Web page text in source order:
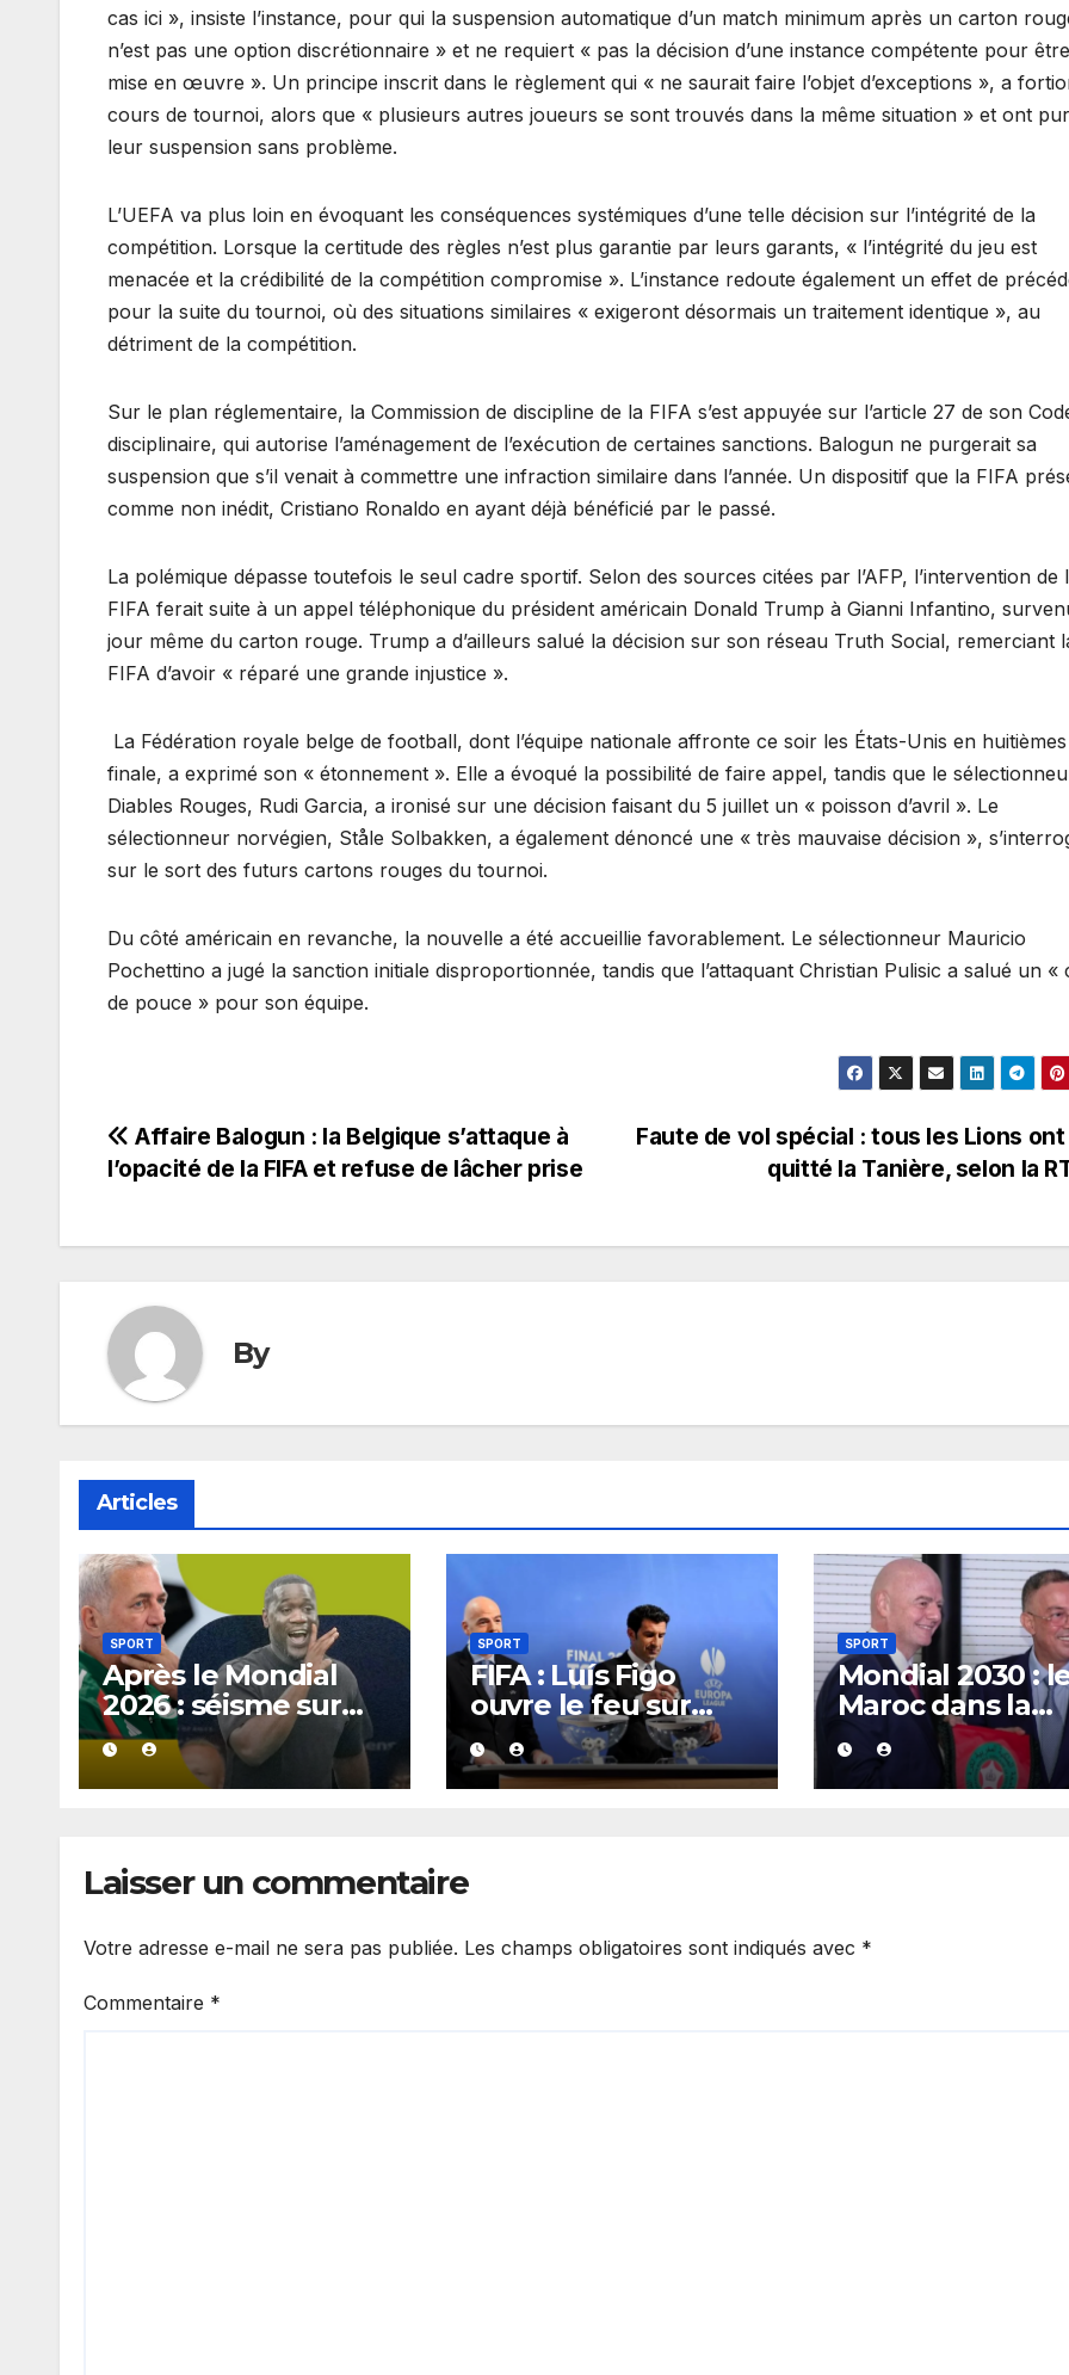
cas ici », insiste l’instance, pour qui la suspension automatique d’un match minimum après un carton
n’est pas une option discrétionnaire » et ne requiert « pas la décision d’une instance compétente pour être
mise en œuvre ». Un principe inscrit dans le règlement qui « ne saurait faire l’objet d’exceptions », a
cours de tournoi, alors que « plusieurs autres joueurs se sont trouvés dans la même situation » et ont
leur suspension sans problème.
L’UEFA va plus loin en évoquant les conséquences systémiques d’une telle décision sur l’intégrité de la
compétition. Lorsque la certitude des règles n’est plus garantie par leurs garants, « l’intégrité du jeu est
menacée et la crédibilité de la compétition compromise ». L’instance redoute également un effet de
pour la suite du tournoi, où des situations similaires « exigeront désormais un traitement identique », au
détriment de la compétition.
Sur le plan réglementaire, la Commission de discipline de la FIFA s’est appuyée sur l’article 27 de son
disciplinaire, qui autorise l’aménagement de l’exécution de certaines sanctions. Balogun ne purgerait sa
suspension que s’il venait à commettre une infraction similaire dans l’année. Un dispositif que la FIFA
comme non inédit, Cristiano Ronaldo en ayant déjà bénéficié par le passé.
La polémique dépasse toutefois le seul cadre sportif. Selon des sources citées par l’AFP, l’intervention de
FIFA ferait suite à un appel téléphonique du président américain Donald Trump à Gianni Infantino,
jour même du carton rouge. Trump a d’ailleurs salué la décision sur son réseau Truth Social, remerciant
FIFA d’avoir « réparé une grande injustice ».
La Fédération royale belge de football, dont l’équipe nationale affronte ce soir les États-Unis en
finale, a exprimé son « étonnement ». Elle a évoqué la possibilité de faire appel, tandis que le
Diables Rouges, Rudi Garcia, a ironisé sur une décision faisant du 5 juillet un « poisson d’avril ». Le
sélectionneur norvégien, Ståle Solbakken, a également dénoncé une « très mauvaise décision »,
sur le sort des futurs cartons rouges du tournoi.
Du côté américain en revanche, la nouvelle a été accueillie favorablement. Le sélectionneur Mauricio
Pochettino a jugé la sanction initiale disproportionnée, tandis que l’attaquant Christian Pulisic a salué un «
de pouce » pour son équipe.
Navigation
de
l’article
Faute de vol spécial : tous les Lions ont
quitté la Tanière, selon la
Affaire Balogun : la Belgique s’attaque à
l’opacité de la FIFA et refuse de lâcher prise
By
Articles
SPORT
Après le Mondial
2026 : séisme sur
les bancs africains,
7 sélectionneurs
sur 10 quittent déjà
SPORT
FIFA : Luís Figo
ouvre le feu sur
Gianni Infantino et
réclame un
nouveau patron à la
SPORT
Mondial 2030 :
Maroc dans la
tourmente
demande de
formulée par un
Laisser un commentaire
Votre adresse e-mail ne sera pas publiée. Les champs obligatoires sont indiqués avec *
Commentaire *